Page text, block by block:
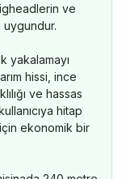
ve
uygundur.
yakalamayı
hissi, ince
ve hassas
hitap
için ekonomik bir